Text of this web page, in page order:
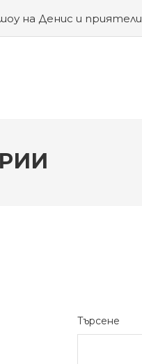
на Денис и приятели
#Годината на Змията
Търсене